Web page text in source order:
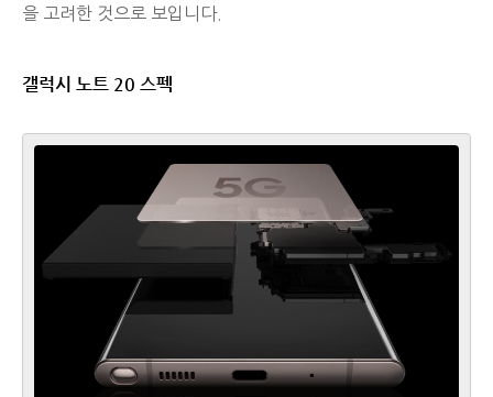
을 고려한 것으로 보입니다.
갤럭시 노트 20 스펙